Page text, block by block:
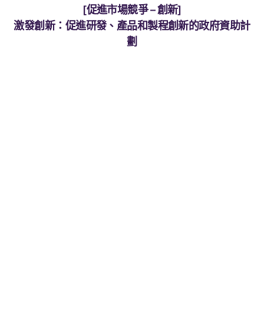
促進市場競爭 – 創新
激發創新：促進研發、產品和製程創新的政府資助計
劃